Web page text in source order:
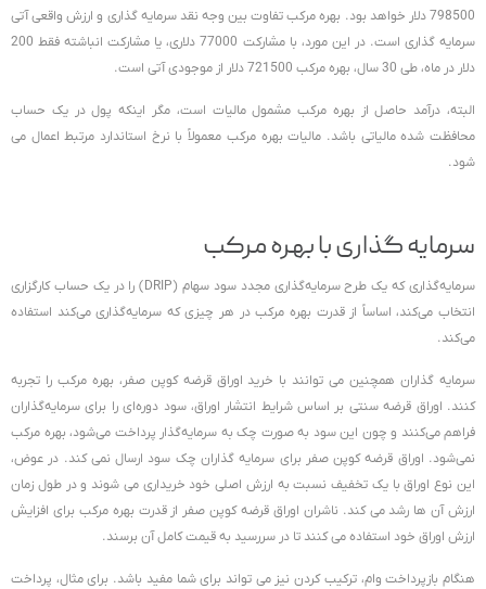
798500 دلار خواهد بود. بهره مرکب تفاوت بین وجه نقد سرمایه گذاری و ارزش واقعی آتی
سرمایه گذاری است. در این مورد، با مشارکت 77000 دلاری، یا مشارکت انباشته فقط 200
دلار در ماه، طی 30 سال، بهره مرکب 721500 دلار از موجودی آتی است.
البته، درآمد حاصل از بهره مرکب مشمول مالیات است، مگر اینکه پول در یک حساب
محافظت شده مالیاتی باشد. مالیات بهره مرکب معمولاً با نرخ استاندارد مرتبط اعمال می
شود.
سرمایه گذاری با بهره مرکب
سرمایه‌گذاری که یک طرح سرمایه‌گذاری مجدد سود سهام (DRIP) را در یک حساب کارگزاری
انتخاب می‌کند، اساساً از قدرت بهره مرکب در هر چیزی که سرمایه‌گذاری می‌کند استفاده
می‌کند.
سرمایه گذاران همچنین می توانند با خرید اوراق قرضه کوپن صفر، بهره مرکب را تجربه
کنند. اوراق قرضه سنتی بر اساس شرایط انتشار اوراق، سود دوره‌ای را برای سرمایه‌گذاران
فراهم می‌کنند و چون این سود به صورت چک به سرمایه‌گذار پرداخت می‌شود، بهره مرکب
نمی‌شود. اوراق قرضه کوپن صفر برای سرمایه گذاران چک سود ارسال نمی کند. در عوض،
این نوع اوراق با یک تخفیف نسبت به ارزش اصلی خود خریداری می شوند و در طول زمان
ارزش آن ها رشد می کند. ناشران اوراق قرضه کوپن صفر از قدرت بهره مرکب برای افزایش
ارزش اوراق خود استفاده می کنند تا در سررسید به قیمت کامل آن برسند.
هنگام بازپرداخت وام، ترکیب کردن نیز می تواند برای شما مفید باشد. برای مثال، پرداخت